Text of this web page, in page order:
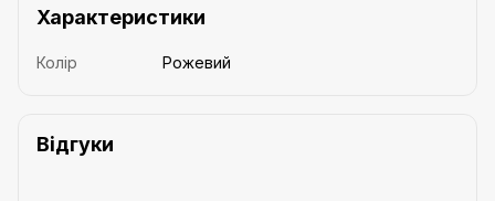
Характеристики
Колір Рожевий
Відгуки